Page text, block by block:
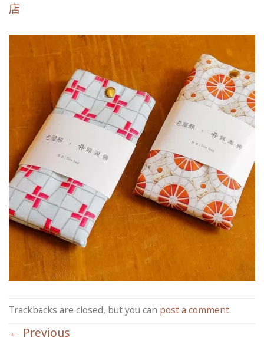
店
Trackbacks are closed, but you can post a comment.
← Previous